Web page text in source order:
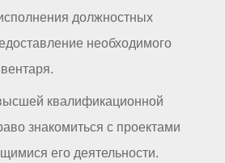
должностных
необходимого
квалификационной
знакомиться с проектами
его деятельности.